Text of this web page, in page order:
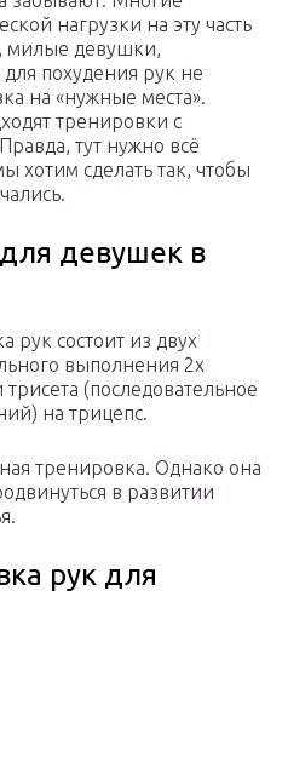
нагрузки на эту часть
милые девушки,
похудения рук не
на «нужные места».
тренировки с
тут нужно всё
хотим сделать так, чтобы
девушек в
рук состоит из двух
выполнения 2х
(последовательное
на трицепс.
тренировка. Однако она
в развитии
рук для